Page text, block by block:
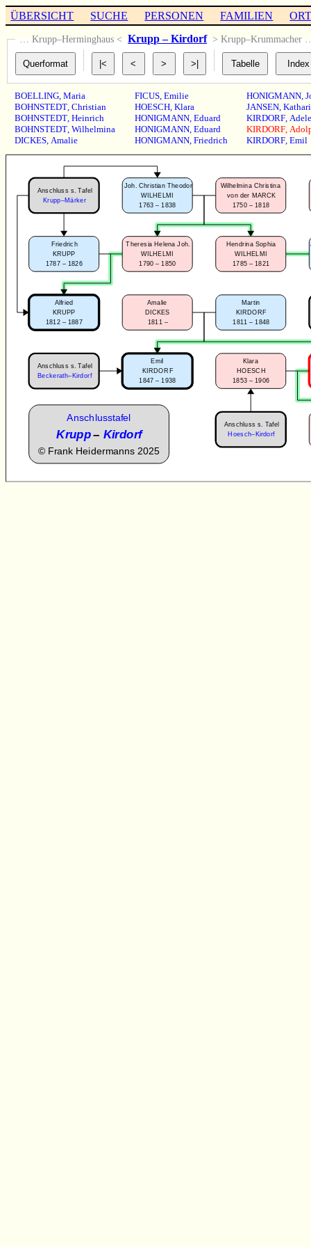
ÜBERSICHT SUCHE PERSONEN FAMILIEN
… Krupp–Herminghaus < Krupp – Kirdorf > Krupp–Krummacher
BOELLING,Maria
BOHNSTEDT,Christian
BOHNSTEDT,Heinrich
BOHNSTEDT,Wilhelmina
DICKES,Amalie
FICUS, Emilie
HOESCH, Klara
HONIGMANN, Eduard
HONIGMANN, Eduard
HONIGMANN, Friedrich
HONIGMANN,
JANSEN,
KIRDORF, Adele
KIRDORF,
KIRDORF, Emil
Alfried
KRUPP
1812 – 1887
Friedrich
KRUPP
1787 – 1826
Theresia Helena Joh.
WILHELMI
1790 – 1850
Joh. Christian Theodor
WILHELMI
1763 – 1838
Wilhelmina Christina
von der MARCK
1750 – 1818
Hendrina Sophia
WILHELMI
1785 – 1821
Anschluss s. Tafel
Krupp–Märker
Anschlusstafel
Krupp– Kirdorf
© Frank Heidermanns 2025
Klara
HOESCH
1853 – 1906
Martin
KIRDORF
1811 – 1848
Amalie
DICKES
1811 –
Emil
KIRDORF
1847 – 1938
Anschluss s. Tafel
Beckerath–Kirdorf
Anschluss s. Tafel
Hoesch–Kirdorf